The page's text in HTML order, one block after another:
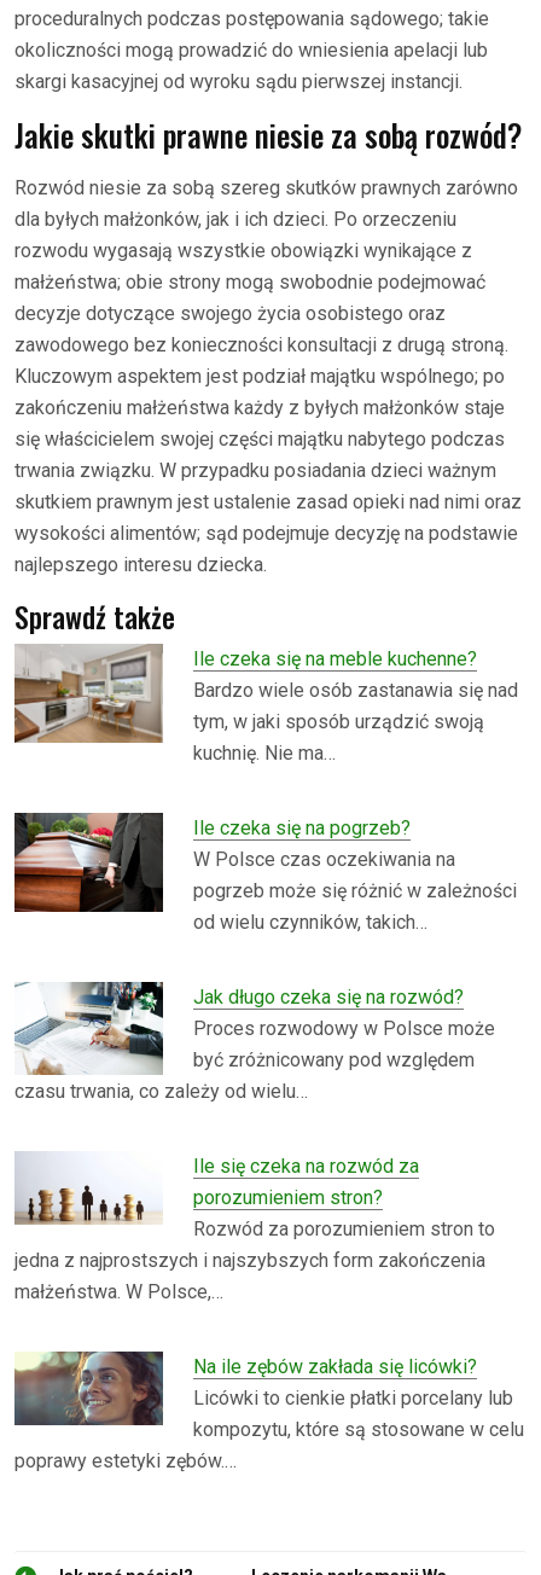
proceduralnych podczas postępowania sądowego; takie
okoliczności mogą prowadzić do wniesienia apelacji lub
skargi kasacyjnej od wyroku sądu pierwszej instancji.
Jakie skutki prawne niesie za sobą rozwód?
Rozwód niesie za sobą szereg skutków prawnych zarówno
dla byłych małżonków, jak i ich dzieci. Po orzeczeniu
rozwodu wygasają wszystkie obowiązki wynikające z
małżeństwa; obie strony mogą swobodnie podejmować
decyzje dotyczące swojego życia osobistego oraz
zawodowego bez konieczności konsultacji z drugą stroną.
Kluczowym aspektem jest podział majątku wspólnego; po
zakończeniu małżeństwa każdy z byłych małżonków staje
się właścicielem swojej części majątku nabytego podczas
trwania związku. W przypadku posiadania dzieci ważnym
skutkiem prawnym jest ustalenie zasad opieki nad nimi oraz
wysokości alimentów; sąd podejmuje decyzję na podstawie
najlepszego interesu dziecka.
Sprawdź także
Ile czeka się na meble kuchenne?
Bardzo wiele osób zastanawia się nad
tym, w jaki sposób urządzić swoją
kuchnię. Nie ma…
Ile czeka się na pogrzeb?
W Polsce czas oczekiwania na
pogrzeb może się różnić w zależności
od wielu czynników, takich…
Jak długo czeka się na rozwód?
Proces rozwodowy w Polsce może
być zróżnicowany pod względem
czasu trwania, co zależy od wielu…
Ile się czeka na rozwód za
porozumieniem stron?
Rozwód za porozumieniem stron to
jedna z najprostszych i najszybszych form zakończenia
małżeństwa. W Polsce,…
Na ile zębów zakłada się licówki?
Licówki to cienkie płatki porcelany lub
kompozytu, które są stosowane w celu
poprawy estetyki zębów.…